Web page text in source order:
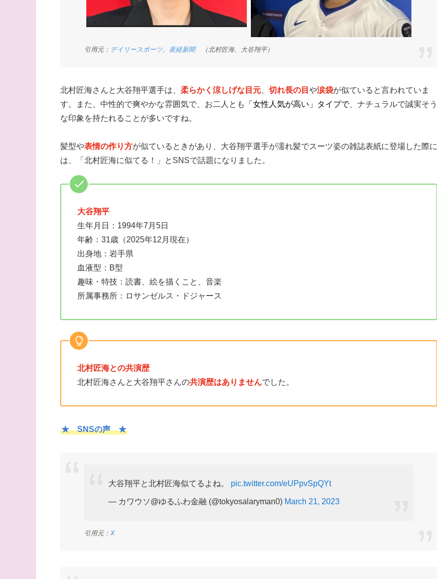
引用元： デイリースポーツ、 産経新聞（北村匠海、大谷翔平）
北村匠海さんと大谷翔平選手は、 柔らかく涼しげな目元 切れ長の目 や涙袋が似ていると言われていま
す。また、中性的で爽やかな雰囲気で、お二人とも
「女性人気が高い」タイプで、ナチュラルで誠実そう
な印象を持たれることが多いですね。
髪型や表情の作り方が似ているときがあり、大谷翔平選手が濡れ髪でスーツ姿の雑誌表紙に登場した際に
は、「北村匠海に似てる！」とSNSで話題になりました。
大谷翔平
生年月日：1994年7月5日
年齢：31歳（2025年12月現在）
出身地：岩手県
血液型：B型
趣味・特技：読書、絵を描くこと、音楽
所属事務所：ロサンゼルス・ドジャース
北村匠海との共演歴
北村匠海さんと大谷翔平さんの共演歴はありませんでした。
★ SNSの声 ★
大谷翔平と北村匠海似てるよね。 pic.twitter.com/eUPpvSpQYt
— カワウソ@ゆるふわ金融 (@tokyosalaryman0) March 21, 2023
引用元： X